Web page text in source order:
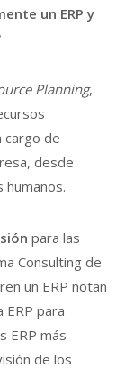
un ERP y
Planning,
cargo de
desde
humanos.
para las
Consulting de
un ERP notan
ERP para
ERP más
de los